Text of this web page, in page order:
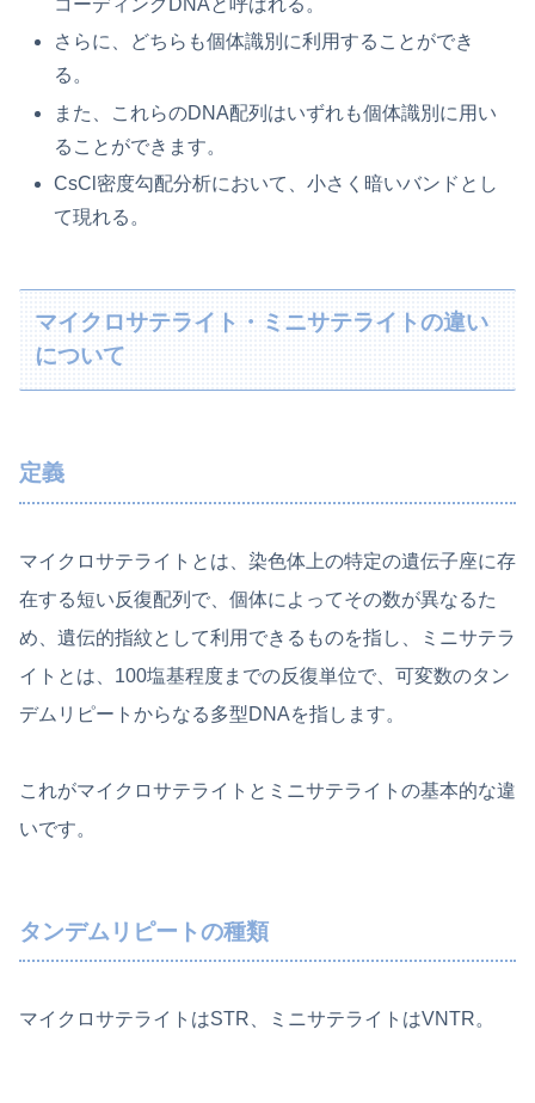
コーディングDNAと呼ばれる。
さらに、どちらも個体識別に利用することができ
る。
また、これらのDNA配列はいずれも個体識別に用い
ることができます。
CsCl密度勾配分析において、小さく暗いバンドとし
て現れる。
マイクロサテライト・ミニサテライトの違い
について
定義
マイクロサテライトとは、染色体上の特定の遺伝子座に存
在する短い反復配列で、個体によってその数が異なるた
め、遺伝的指紋として利用できるものを指し、ミニサテラ
イトとは、100塩基程度までの反復単位で、可変数のタン
デムリピートからなる多型DNAを指します。
これがマイクロサテライトとミニサテライトの基本的な違
いです。
タンデムリピートの種類
マイクロサテライトはSTR、ミニサテライトはVNTR。